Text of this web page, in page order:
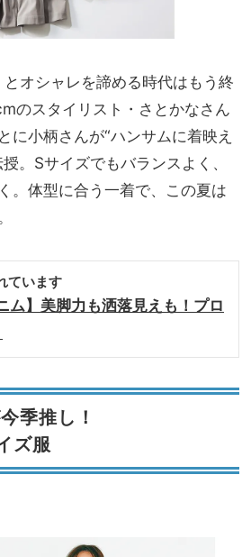
とオシャレを諦める時代はもう終
のスタイリスト・さとかなさん
に小柄さんが“ハンサムに着映え
。Sサイズでもバランスよく、
。体型に合う一着で、この夏は
ています
ム】美脚力も洒落見えも！プロ
季推し！
ズ服